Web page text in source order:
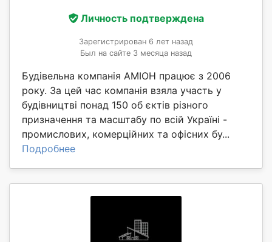
Личность подтверждена
Зарегистрирован 6 лет назад
Был на сайте 3 месяца назад
Будівельна компанія АМІОН працює з 2006
року. За цей час компанія взяла участь у
будівництві понад 150 об єктів різного
призначення та масштабу по всій Україні -
промислових, комерційних та офісних бу...
Подробнее